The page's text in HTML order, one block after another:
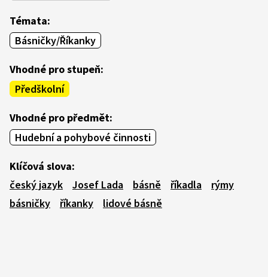
Témata:
Básničky/Říkanky
Vhodné pro stupeň:
Předškolní
Vhodné pro předmět:
Hudební a pohybové činnosti
Klíčová slova:
český jazyk
Josef Lada básně říkadla
rýmy
básničky
říkanky lidové básně